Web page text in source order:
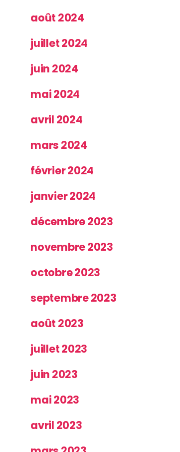
août 2024
juillet 2024
juin 2024
mai 2024
avril 2024
mars 2024
février 2024
janvier 2024
décembre 2023
novembre 2023
octobre 2023
septembre 2023
août 2023
juillet 2023
juin 2023
mai 2023
avril 2023